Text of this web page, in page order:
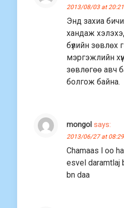
2013/08/03 at 20:21
Энд захиа
хандаж
бүлийн зөвлөх
мэргэжлийн
зөвлөгөө авч
болгож байна.
mongol says:
2013/06/27 at 08:29
Chamaas l oo
esvel daramtlaj
bn daa